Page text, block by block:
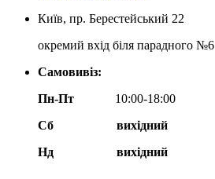
Київ, пр. Берестейський 22
окремий вхід біля парадного №6
Самовивіз:
Пн-Пт
10:00-18:00
Сб
вихідний
Нд
вихідний